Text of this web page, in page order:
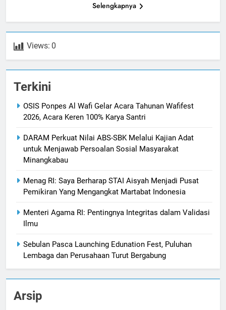
Selengkapnya
Views: 0
Terkini
OSIS Ponpes Al Wafi Gelar Acara Tahunan Wafifest
2026, Acara Keren 100% Karya Santri
DARAM Perkuat Nilai ABS-SBK Melalui Kajian Adat
untuk Menjawab Persoalan Sosial Masyarakat
Minangkabau
Menag RI: Saya Berharap STAI Aisyah Menjadi Pusat
Pemikiran Yang Mengangkat Martabat Indonesia
Menteri Agama RI: Pentingnya Integritas dalam Validasi
Ilmu
Sebulan Pasca Launching Edunation Fest, Puluhan
Lembaga dan Perusahaan Turut Bergabung
Arsip